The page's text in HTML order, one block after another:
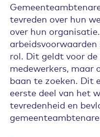
tevreden over hun
over hun
rol. Dit geldt voor
medewerkers, maar
baan te zoeken. Dit
eerste deel van het
tevredenheid en